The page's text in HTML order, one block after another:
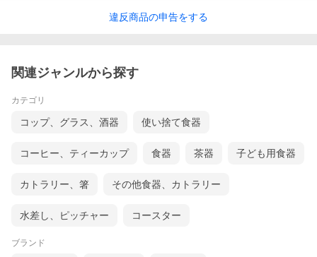
違反商品の申告をする
関連ジャンルから探す
カテゴリ
コップ、グラス、酒器 使い捨て食器
コーヒー、ティーカップ 食器 茶器 子ども用食器
カトラリー、箸 その他食器、カトラリー
水差し、ピッチャー コースター
ブランド